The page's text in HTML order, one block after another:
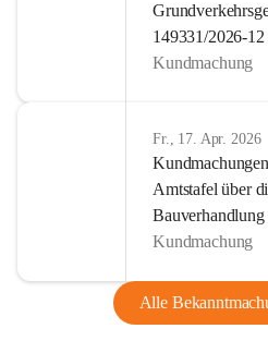
149331/2026-12
Kundmachung
Fr., 17. Apr. 2026
Amtstafel über
Bauverhandlung
Kundmachung
Alle